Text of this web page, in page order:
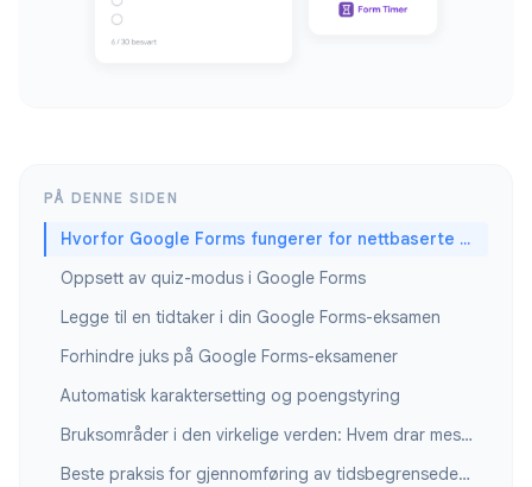
PÅ DENNE SIDEN
Hvorfor Google Forms fungerer for nettbaserte eksamener
Oppsett av quiz-modus i Google Forms
Legge til en tidtaker i din Google Forms-eksamen
Forhindre juks på Google Forms-eksamener
Automatisk karaktersetting og poengstyring
Bruksområder i den virkelige verden: Hvem drar mest nytte av dette
Beste praksis for gjennomføring av tidsbegrensede nettbaserte eksamener